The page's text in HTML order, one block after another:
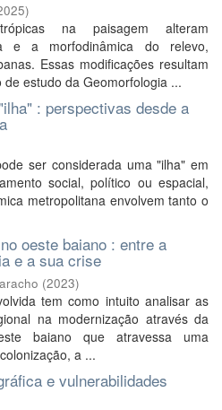
)
na paisagem alteram
e a morfodinâmica do relevo,
Essas modificações resultam
estudo da Geomorfologia ...
: perspectivas desde a
ser considerada uma "ilha" em
social, político ou espacial,
metropolitana envolvem tanto o
oeste baiano : entre a
e a sua crise
(2023)
tem como intuito analisar as
na modernização através da
baiano que atravessa uma
a ...
e vulnerabilidades